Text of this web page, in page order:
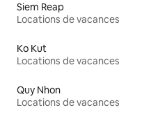
Siem Reap
Locations de vacances
Ko Kut
Locations de vacances
Quy Nhon
Locations de vacances